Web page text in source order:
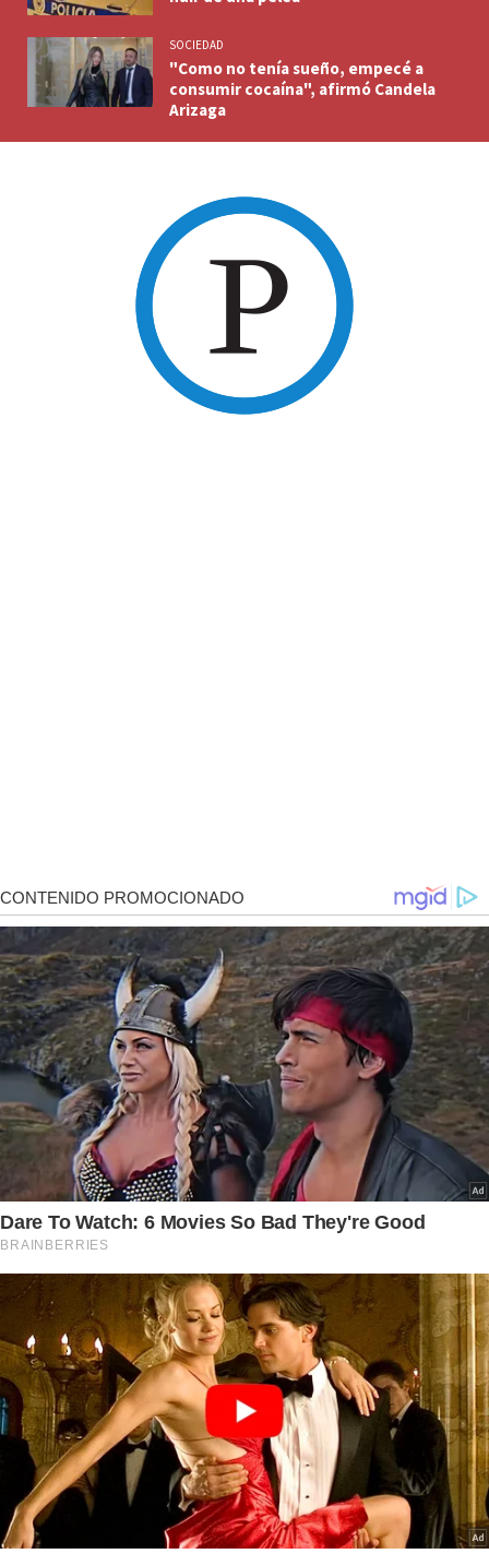
SOCIEDAD
"Como no tenía sueño, empecé a
consumir cocaína", afirmó Candela
Arizaga